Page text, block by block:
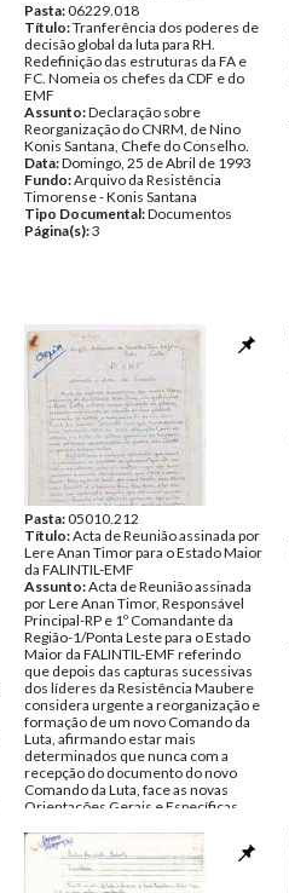
Pasta:06229.018
Título:Tranferência dos poderes de
decisão global da luta para RH.
Redefinição das estruturas da FA e
FC. Nomeia os chefes da CDF e do
EMF
Assunto:Declaração sobre
Reorganização do CNRM, de Nino
Konis Santana, Chefe do Conselho.
Data:Domingo, 25 de Abril de 1993
Fundo:Arquivo da Resistência
Timorense - Konis Santana
Tipo Documental:Documentos
Página(s):3
Pasta:05010.212
Título:Acta de Reunião assinada por
Lere Anan Timor para o Estado Maior
da FALINTIL-EMF
Assunto:Acta de Reunião assinada
por Lere Anan Timor, Responsável
Principal-RP e 1º Comandante da
Região-1/Ponta Leste para o Estado
Maior da FALINTIL-EMF referindo
que depois das capturas sucessivas
dos líderes da Resistência Maubere
considera urgente a reorganização e
formação de um novo Comando da
Luta, afirmando estar mais
determinados que nunca com a
recepção do documento do novo
Comando da Luta, face as novas
Orientações Gerais e Específicas
de Trabalho na qual apresenta a
estrutura da Região, a sua divisão
administrativa, as actividades e